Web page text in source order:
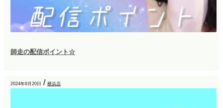
師走の配信ポイント☆
2024年9月20日 / 横浜店